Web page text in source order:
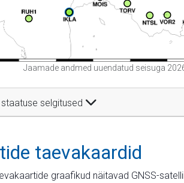
Jaamade andmed uuendatud seisuga
selgitused
taevakaardid
graafikud näitavad GNSS-